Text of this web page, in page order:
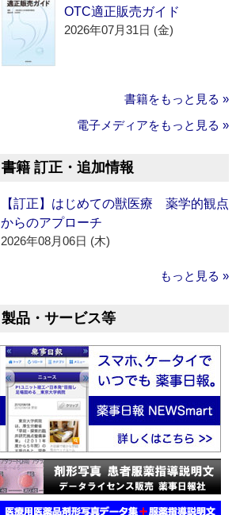
OTC適正販売ガイド
2026年07月31日 (金)
書籍をもっと見る »
電子メディアをもっと見る »
書籍 訂正・追加情報
【訂正】はじめての獣医療 薬学的観点
からのアプローチ
2026年08月06日 (木)
もっと見る »
製品・サービス等